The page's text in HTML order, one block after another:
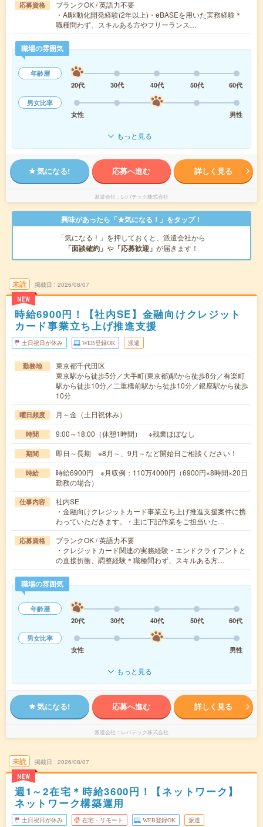
応募資格
ブランクOK / 英語力不要
・AI駆動化開発経験(2年以上)・eBASEを用いた実務経験＊
職種問わず、スキルある方やフリーランス…
職場の雰囲気
年齢層
20代
30代 40代 50代
60代
男女比率
女性
男性
もっと見る
気になる! 応募へ進む 詳しく見る
派遣会社 レバテック株式会社
興味があったら「★気になる！」をタップ！
「気になる！」を押しておくと、派遣会社から
「面談確約」 や 「応募歓迎」 が届きます！
未読
NEW
掲載日 2026/08/07
時給6900円！【社内SE】金融向けクレジット
カード事業立ち上げ推進支援
土日祝日が休み WEB登録OK 派遣
勤務地
東京都千代田区
東京駅から徒歩5分／大手町(東京都)駅から徒歩8分／有楽町
駅から徒歩10分／二重橋前駅から徒歩10分／銀座駅から徒歩
10分
曜日頻度 月～金（土日祝休み）
時間 9:00～18:00（休憩1時間） ※残業ほぼなし
期間 即日～長期 ※8月～、9月～など開始日ご相談ください！
時給
時給6900円 ※月収例：110万4000円（6900円×8時間×20日
勤務の場合）
仕事内容
社内SE
・金融向けクレジットカード事業立ち上げ推進支援案件に携
わっていただきます。・主に下記作業をご担当いた…
応募資格
ブランクOK / 英語力不要
・クレジットカード関連の実務経験・エンドクライアントと
の直接折衝、調整経験＊職種問わず、スキルある方…
職場の雰囲気
年齢層
20代
30代 40代 50代
60代
男女比率
女性
男性
もっと見る
気になる! 応募へ進む 詳しく見る
派遣会社 レバテック株式会社
未読
NEW
掲載日 2026/08/07
週1～2在宅＊時給3600円！【ネットワーク】
ネットワーク構築運用
土日祝日が休み 在宅・リモート WEB登録OK 派遣